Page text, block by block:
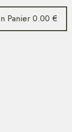
Panier 0.00 €